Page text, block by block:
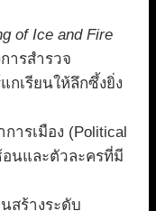
of Ice and Fire
ารสำรวจ
กเรียนให้ลึกซึ้งยิ่ง
รเมือง (Political
นและตัวละครที่มี
สร้างระดับ